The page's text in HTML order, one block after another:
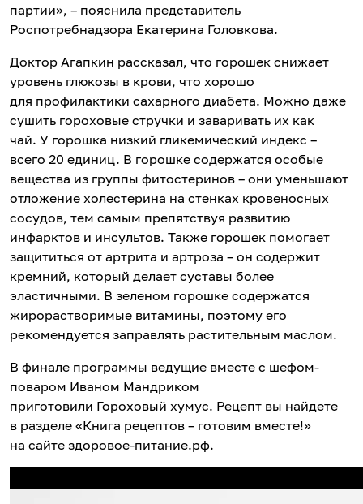
партии», – пояснила представитель
Роспотребнадзора Екатерина Головкова.
Доктор Агапкин рассказал, что горошек снижает
уровень глюкозы в крови, что хорошо
для профилактики сахарного диабета. Можно даже
сушить гороховые стручки и заваривать их как
чай. У горошка низкий гликемический индекс –
всего 20 единиц. В горошке содержатся особые
вещества из группы фитостеринов – они уменьшают
отложение холестерина на стенках кровеносных
сосудов, тем самым препятствуя развитию
инфарктов и инсультов. Также горошек помогает
защититься от артрита и артроза – он содержит
кремний, который делает суставы более
эластичными. В зеленом горошке содержатся
жирорастворимые витамины, поэтому его
рекомендуется заправлять растительным маслом.
В финале программы ведущие вместе с шефом-
поваром Иваном Мандриком
приготовили Гороховый хумус. Рецепт вы найдете
в разделе «Книга рецептов – готовим вместе!»
на сайте здоровое-питание.рф.